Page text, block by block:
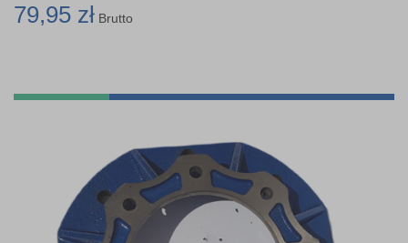
79,95 zł Brutto